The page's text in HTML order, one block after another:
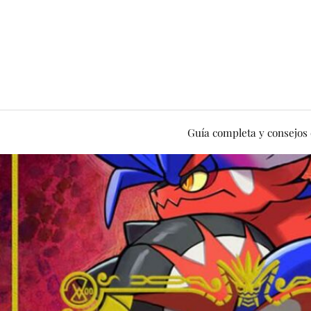
Guía completa y